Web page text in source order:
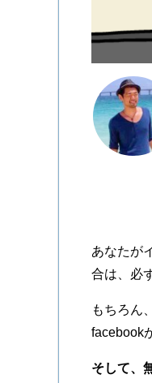
あなたが
合は、必
もちろん
facebook
そして、